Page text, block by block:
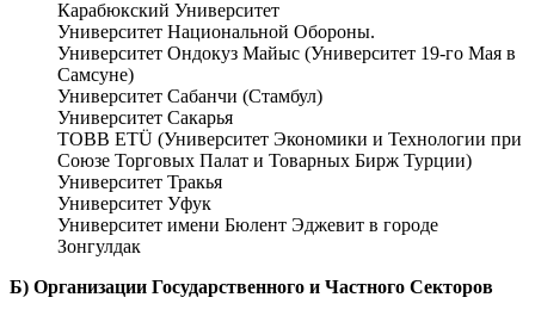
Карабюкский Университет
Университет Национальной Обороны.
Университет Ондокуз Майыс (Университет 19-го Мая в
Самсуне)
Университет Сабанчи (Стамбул)
Университет Сакарья
TOBB ETÜ (Университет Экономики и Технологии при
Союзе Торговых Палат и Товарных Бирж Турции)
Университет Тракья
Университет Уфук
Университет имени Бюлент Эджевит в городе
Зонгулдак
Б) Организации Государственного и Частного Секторов